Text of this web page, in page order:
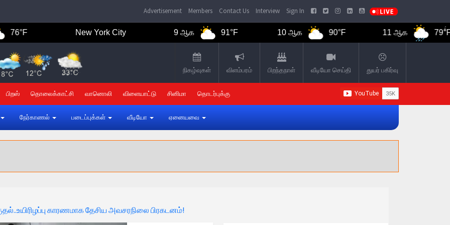
Advertisement Members Contact Us Interview Sign In
New York City 9 ஆக 91°F 10 ஆக 90°F 11 ஆக 79°F
நிகழ்வுகள் விளம்பரம் பிறந்தநாள் வீடியோ செய்தி துயர் பகிர்வு
பிறஸ் தொலைக்காட்சி வானொலி விளையாட்டு சினிமா தொடர்புக்கு
நேர்காணல் படைப்புக்கள் வீடியோ ஏனையவை
காரணமாக தேசிய அவசரநிலை பிரகடனம்!